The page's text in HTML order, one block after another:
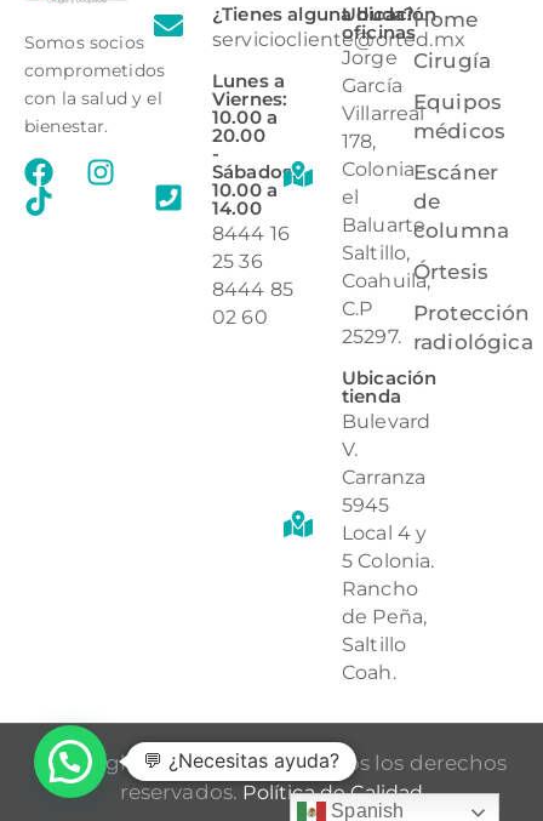
Somos socios
comprometidos
con la salud y el
bienestar.
¿Tienes alguna duda?
serviciocliente@orted.mx
Lunes a
Viernes:
10.00 a
20.00
-
Sábados:
10.00 a
14.00
8444 16
25 36
8444 85
02 60
Ubicación
oficinas
Jorge
García
Villarreal
178,
Colonia
el
Baluarte,
Saltillo,
Coahuila,
C.P
25297.
Ubicación
tienda
Bulevard
V.
Carranza
5945
Local 4 y
5 Colonia.
Rancho
de Peña,
Saltillo
Coah.
Home
Cirugía
Equipos
médicos
Escáner
de
columna
Órtesis
Protección
radiológica
Copyrights © 2026 Orted. Todos los derechos
reservados. Política de Calidad
Spanish
💬 ¿Necesitas ayuda?